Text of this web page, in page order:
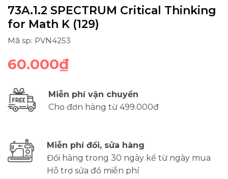
73A.1.2 SPECTRUM Critical Thinking
for Math K (129)
Mã sp: PVN4253
60.000₫
Miễn phí vận chuyển
Cho đơn hàng từ 499.000đ
Miễn phí đổi, sửa hàng
Đổi hàng trong 30 ngày kể từ ngày mua
Hỗ trợ sửa đồ miễn phí